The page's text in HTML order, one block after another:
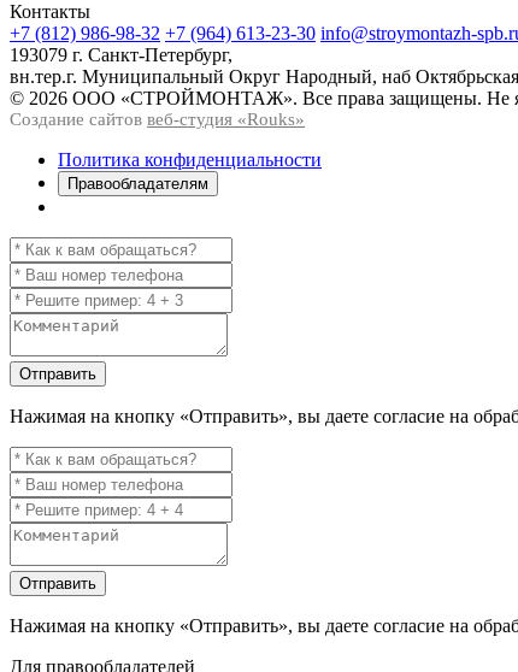
Контакты
+7 (812) 986-98-32 +7 (964) 613-23-30 info@stroymontazh-
193079 г. Санкт-Петербург,
вн.тер.г. Муниципальный Округ Народный, наб
© 2026 ООО «СТРОЙМОНТАЖ». Все права защищены. Не
Создание сайтов веб-студия «Rouks»
Политика конфиденциальности
Правообладателям
Отправить
Нажимая на кнопку «Отправить», вы даете согласие на
Отправить
Нажимая на кнопку «Отправить», вы даете согласие на
Для правообладателей